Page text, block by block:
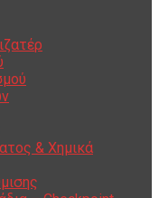
& Χημικά